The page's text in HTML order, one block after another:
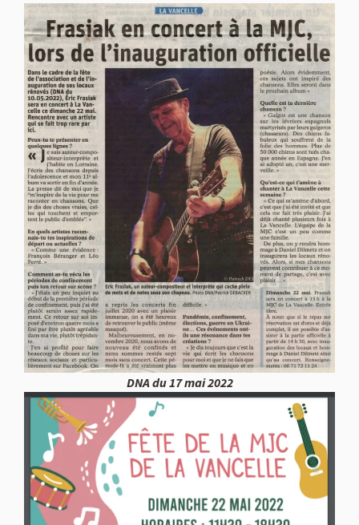
DNA du 17 mai 2022